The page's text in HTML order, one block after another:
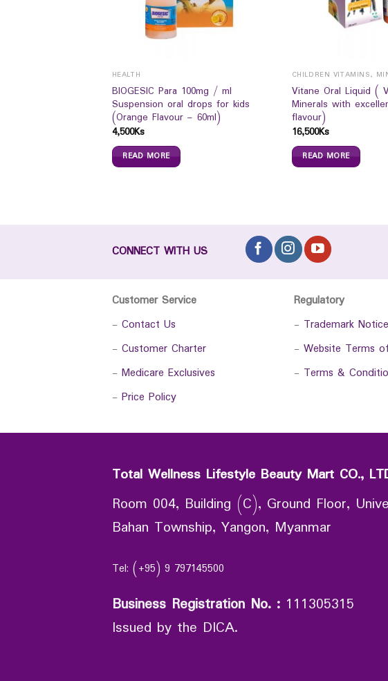
HEALTH
BIOGESIC Para 100mg / ml
Suspension oral drops for kids
(Orange Flavour – 60ml)
4,500Ks
READ MORE
Vitane Oral Liquid (
Minerals with
flavour)
16,500Ks
READ MORE
CONNECT WITH US
Customer Service
- Contact Us
- Customer Charter
- Medicare Exclusives
- Price Policy
Regulatory
- Trademark Notice
- Website Terms
- Terms &
Total Wellness Lifestyle Beauty Mart CO.,
Room 004, Building (C), Ground Floor,
Bahan Township, Yangon, Myanmar
Tel: (+95) 9 797145500
Business Registration No. : 111305315
Issued by the DICA.